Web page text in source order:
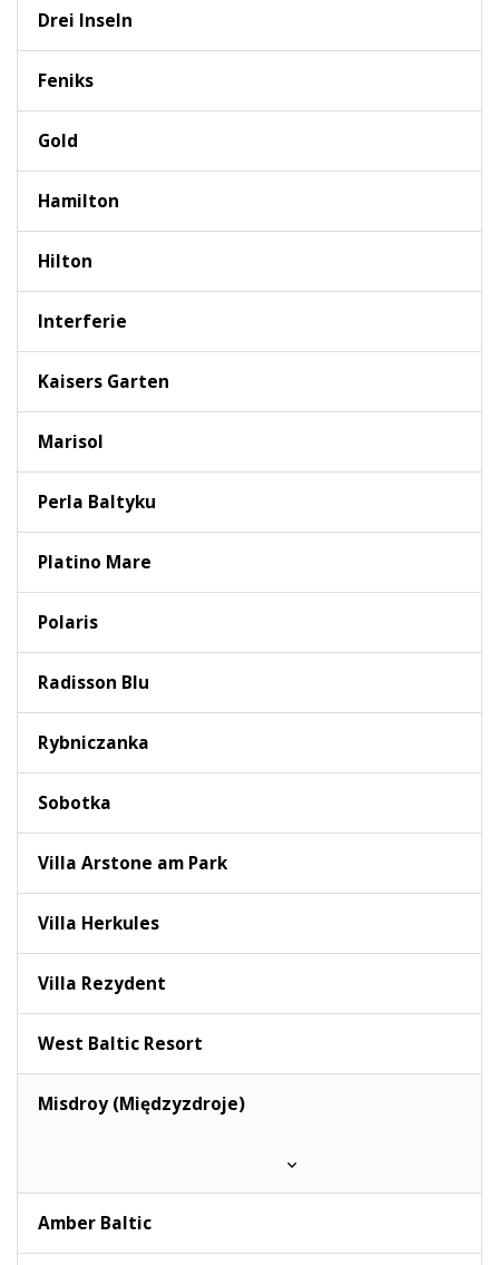
Drei Inseln
Feniks
Gold
Hamilton
Hilton
Interferie
Kaisers Garten
Marisol
Perla Baltyku
Platino Mare
Polaris
Radisson Blu
Rybniczanka
Sobotka
Villa Arstone am Park
Villa Herkules
Villa Rezydent
West Baltic Resort
Misdroy (Międzyzdroje)
Amber Baltic